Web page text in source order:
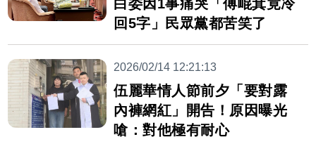
白委因1事痛哭「傅崐萁竟冷
回5字」民眾黨都苦笑了
2026/02/14 12:21:13
伍麗華情人節前夕「要對露
內褲網紅」開告！原因曝光
嗆：對他極有耐心